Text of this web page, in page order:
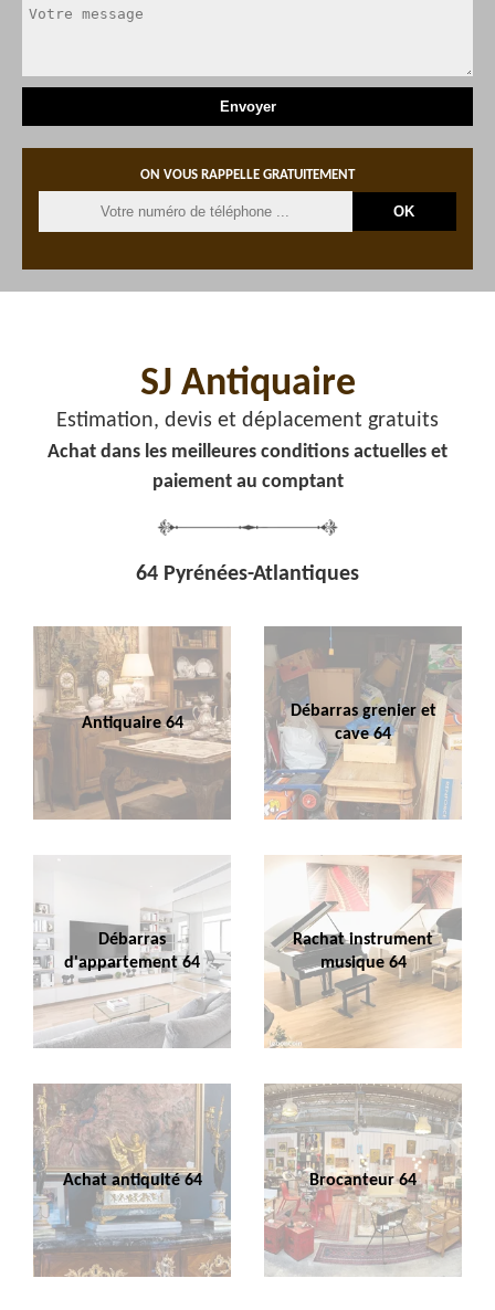
ON VOUS RAPPELLE GRATUITEMENT
SJ Antiquaire
Estimation, devis et déplacement gratuits
Achat dans les meilleures conditions actuelles et
paiement au comptant
64 Pyrénées-Atlantiques
Antiquaire 64
Débarras grenier et
cave 64
Débarras
d'appartement 64
Rachat instrument
musique 64
Achat antiquité 64 Brocanteur 64